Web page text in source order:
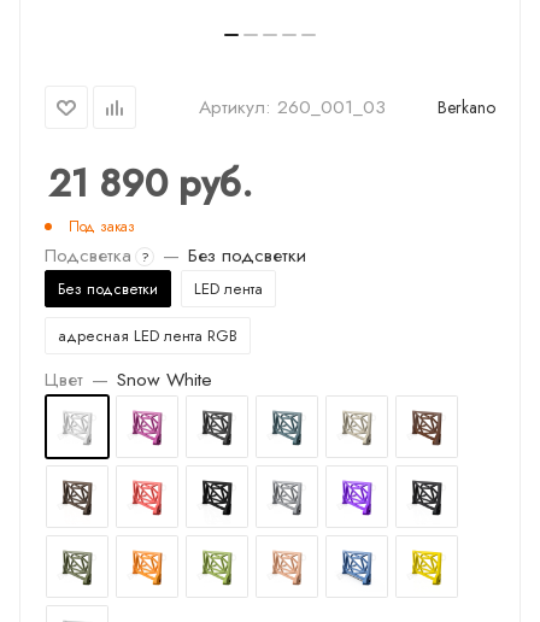
Артикул: 260_001_03 Berkano
21 890руб.
Под заказ
Подсветка ? — Без подсветки
Без подсветки LED лента
адресная LED лента RGB
Цвет — Snow White